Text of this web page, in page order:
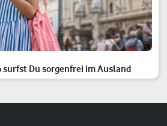
surfst Du sorgenfrei im Ausland